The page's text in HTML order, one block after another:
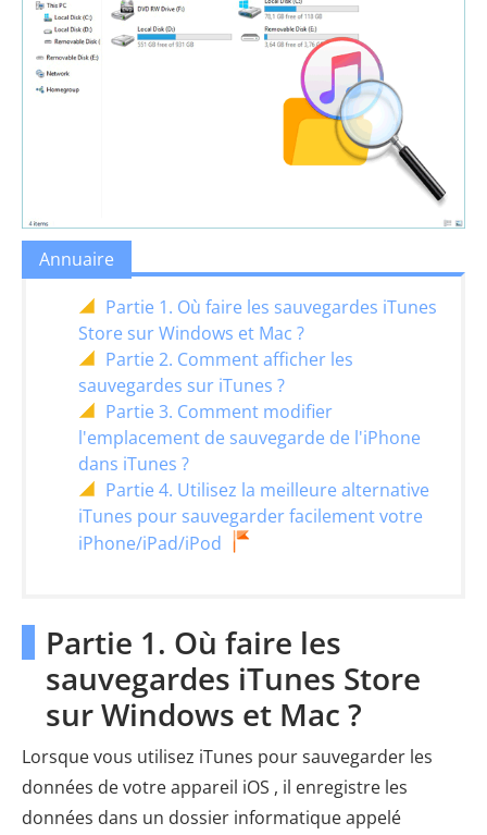
Annuaire
Partie 1. Où faire les sauvegardes iTunes
Store sur Windows et Mac ?
Partie 2. Comment afficher les
sauvegardes sur iTunes ?
Partie 3. Comment modifier
l'emplacement de sauvegarde de l'iPhone
dans iTunes ?
Partie 4. Utilisez la meilleure alternative
iTunes pour sauvegarder facilement votre
iPhone/iPad/iPod
Partie 1. Où faire les
sauvegardes iTunes Store
sur Windows et Mac ?
Lorsque vous utilisez iTunes pour sauvegarder les
données de votre appareil iOS , il enregistre les
données dans un dossier informatique appelé